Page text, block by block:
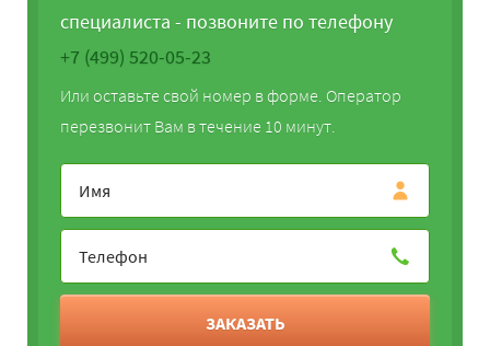
специалиста - позвоните по телефону
+7 (499) 520-05-23
Или оставьте свой номер в форме. Оператор
перезвонит Вам в течение 10 минут.
ЗАКАЗАТЬ